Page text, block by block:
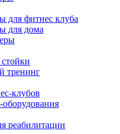
для фитнес клуба
для дома
тренинг
клубов
реабилитации